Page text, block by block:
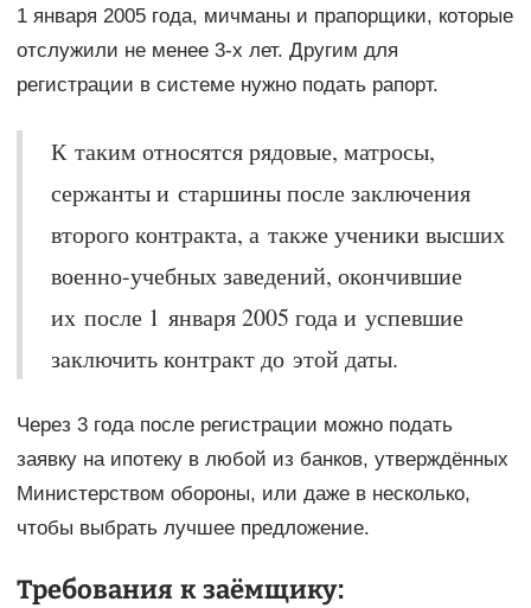
1 января 2005 года, мичманы и прапорщики, которые
отслужили не менее 3-х лет. Другим для
регистрации в системе нужно подать рапорт.
К таким относятся рядовые, матросы,
сержанты и старшины после заключения
второго контракта, а также ученики высших
военно-учебных заведений, окончившие
их после 1 января 2005 года и успевшие
заключить контракт до этой даты.
Через 3 года после регистрации можно подать
заявку на ипотеку в любой из банков, утверждённых
Министерством обороны, или даже в несколько,
чтобы выбрать лучшее предложение.
Требования к заёмщику: